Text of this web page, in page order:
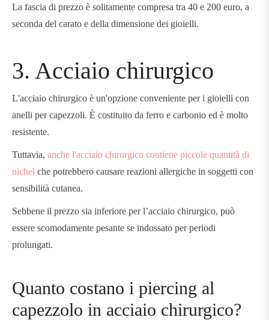
La fascia di prezzo è solitamente compresa tra 40 e 200 euro, a
seconda del carato e della dimensione dei gioielli.
3. Acciaio chirurgico
L'acciaio chirurgico è un'opzione conveniente per i gioielli con
anelli per capezzoli. È costituito da ferro e carbonio ed è molto
resistente.
Tuttavia, anche l'acciaio chirurgico contiene piccole quantità di
nichel che potrebbero causare reazioni allergiche in soggetti con
sensibilità cutanea.
Sebbene il prezzo sia inferiore per l’acciaio chirurgico, può
essere scomodamente pesante se indossato per periodi
prolungati.
Quanto costano i piercing al
capezzolo in acciaio chirurgico?